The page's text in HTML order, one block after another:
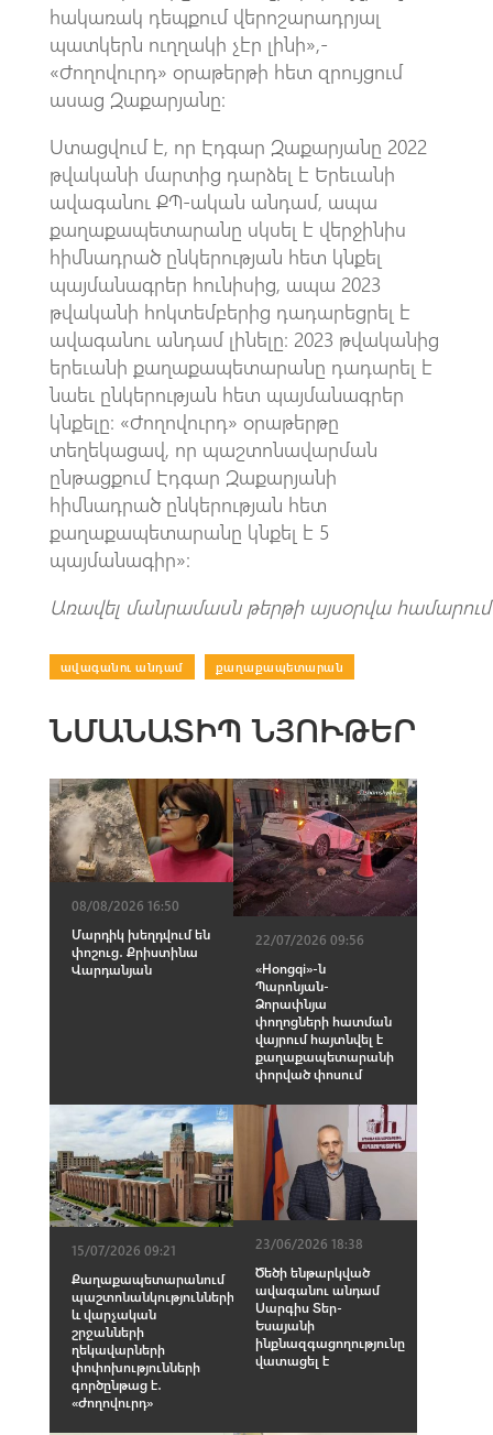
հակառակ դեպքում վերոշարադրյալ
պատկերն ուղղակի չէր լինի»,-
«Ժողովուրդ» օրաթերթի հետ զրույցում
ասաց Զաքարյանը։
Ստացվում է, որ Էդգար Զաքարյանը 2022
թվականի մարտից դարձել է Երեւանի
ավագանու ՔՊ-ական անդամ, ապա
քաղաքապետարանը սկսել է վերջինիս
հիմնադրած ընկերության հետ կնքել
պայմանագրեր հունիսից, ապա 2023
թվականի հոկտեմբերից դադարեցրել է
ավագանու անդամ լինելը։ 2023 թվականից
երեւանի քաղաքապետարանը դադարել է
նաեւ ընկերության հետ պայմանագրեր
կնքելը։ «Ժողովուրդ» օրաթերթը
տեղեկացավ, որ պաշտոնավարման
ընթացքում Էդգար Զաքարյանի
հիմնադրած ընկերության հետ
քաղաքապետարանը կնքել է 5
պայմանագիր»։
Առավել մանրամասն թերթի այսօրվա համարում
ավագանու անդամ քաղաքապետարան
ՆՄԱՆԱՏԻՊ ՆՅՈՒԹԵՐ
08/08/2026 16:50
Մարդիկ խեղդվում են
փոշուց․ Քրիստինա
Վարդանյան
22/07/2026 09:56
«Hongqi»-ն
Պարոնյան-
Ձորափնյա
փողոցների հատման
վայրում հայտնվել է
քաղաքապետարանի
փորված փոսում
15/07/2026 09:21
Քաղաքապետարանում
պաշտոնանկությունների
և վարչական
շրջանների
ղեկավարների
փոփոխությունների
գործընթաց է․
«Ժողովուրդ»
23/06/2026 18:38
Ծեծի ենթարկված
ավագանու անդամ
Սարգիս Տեր-
Եսայանի
ինքնազգացողությունը
վատացել է